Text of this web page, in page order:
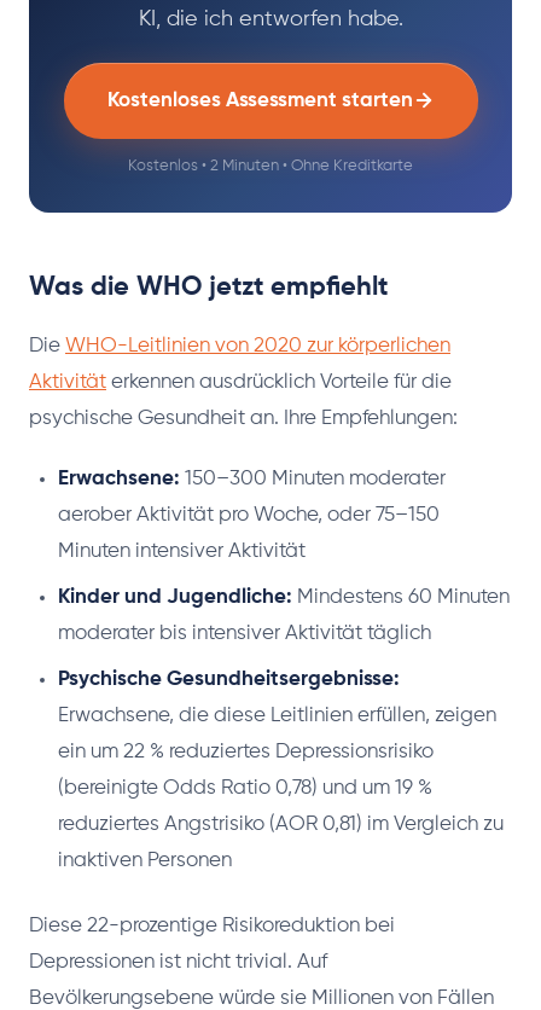
KI, die ich entworfen habe.
Kostenloses Assessment starten
Kostenlos • 2 Minuten • Ohne Kreditkarte
Was die WHO jetzt empfiehlt
Die WHO-Leitlinien von 2020 zur körperlichen
Aktivität erkennen ausdrücklich Vorteile für die
psychische Gesundheit an. Ihre Empfehlungen:
Erwachsene: 150–300 Minuten moderater
aerober Aktivität pro Woche, oder 75–150
Minuten intensiver Aktivität
Kinder und Jugendliche: Mindestens 60 Minuten
moderater bis intensiver Aktivität täglich
Psychische Gesundheitsergebnisse:
Erwachsene, die diese Leitlinien erfüllen, zeigen
ein um 22 % reduziertes Depressionsrisiko
(bereinigte Odds Ratio 0,78) und um 19 %
reduziertes Angstrisiko (AOR 0,81) im Vergleich zu
inaktiven Personen
Diese 22-prozentige Risikoreduktion bei
Depressionen ist nicht trivial. Auf
Bevölkerungsebene würde sie Millionen von Fällen